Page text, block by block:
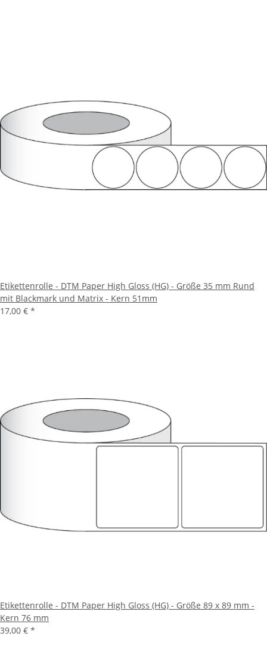
Etikettenrolle - DTM Paper High Gloss (HG) - Größe 35 mm Rund
mit Blackmark und Matrix - Kern 51mm
17,00 € *
Etikettenrolle - DTM Paper High Gloss (HG) - Größe 89 x 89 mm -
Kern 76 mm
39,00 € *